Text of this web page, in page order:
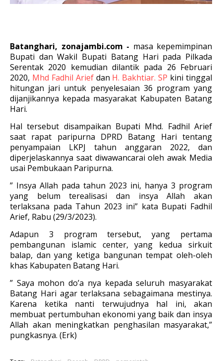
Batanghari, zonajambi.com - masa kepemimpinan
Bupati dan Wakil Bupati Batang Hari pada Pilkada
Serentak 2020 kemudian dilantik pada 26 Februari
2020, Mhd Fadhil Arief dan H. Bakhtiar. SP kini tinggal
hitungan jari untuk penyelesaian 36 program yang
dijanjikannya kepada masyarakat Kabupaten Batang
Hari.
Hal tersebut disampaikan Bupati Mhd. Fadhil Arief
saat rapat paripurna DPRD Batang Hari tentang
penyampaian LKPJ tahun anggaran 2022, dan
diperjelaskannya saat diwawancarai oleh awak Media
usai Pembukaan Paripurna.
” Insya Allah pada tahun 2023 ini, hanya 3 program
yang belum terealisasi dan insya Allah akan
terlaksana pada Tahun 2023 ini” kata Bupati Fadhil
Arief, Rabu (29/3/2023).
Adapun 3 program tersebut, yang pertama
pembangunan islamic center, yang kedua sirkuit
balap, dan yang ketiga bangunan tempat oleh-oleh
khas Kabupaten Batang Hari.
” Saya mohon do’a nya kepada seluruh masyarakat
Batang Hari agar terlaksana sebagaimana mestinya.
Karena ketika nanti terwujudnya hal ini, akan
membuat pertumbuhan ekonomi yang baik dan insya
Allah akan meningkatkan penghasilan masyarakat,”
pungkasnya. (Erk)